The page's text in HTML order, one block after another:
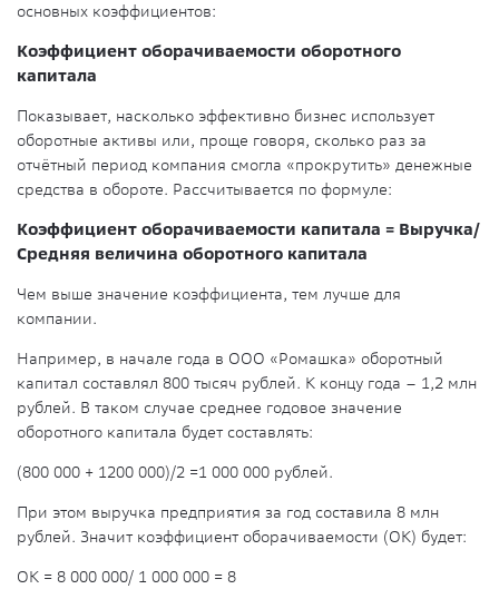
основных коэффициентов:
Коэффициент оборачиваемости оборотного
капитала
Показывает, насколько эффективно бизнес использует
оборотные активы или, проще говоря, сколько раз за
отчётный период компания смогла «прокрутить» денежные
средства в обороте. Рассчитывается по формуле:
Коэффициент оборачиваемости капитала = Выручка/
Средняя величина оборотного капитала
Чем выше значение коэффициента, тем лучше для
компании.
Например, в начале года в ООО «Ромашка» оборотный
капитал составлял 800 тысяч рублей. К концу года – 1,2 млн
рублей. В таком случае среднее годовое значение
оборотного капитала будет составлять:
(800 000 + 1200 000)/2 =1 000 000 рублей.
При этом выручка предприятия за год составила 8 млн
рублей. Значит коэффициент оборачиваемости (ОК) будет:
ОК = 8 000 000/ 1 000 000 = 8